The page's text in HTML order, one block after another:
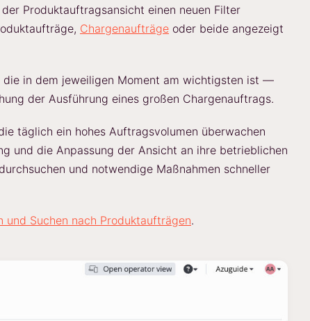
Produktauftragsansicht einen neuen Filter
Chargenaufträge oder beide angezeigt
in dem jeweiligen Moment am wichtigsten ist —
der Ausführung eines großen Chargenauftrags.
täglich ein hohes Auftragsvolumen überwachen
und die Anpassung der Ansicht an ihre betrieblichen
und notwendige Maßnahmen schneller
und Suchen nach Produktaufträgen.